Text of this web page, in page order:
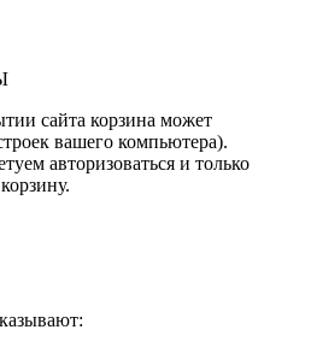
сайта корзина может
вашего компьютера).
авторизоваться и только